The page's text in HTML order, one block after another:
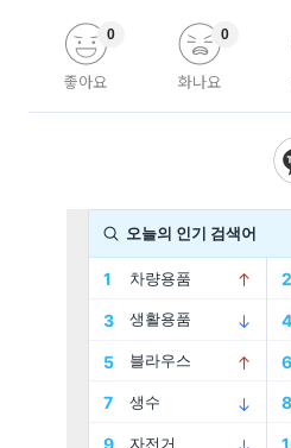
좋아요
0
화나요
0